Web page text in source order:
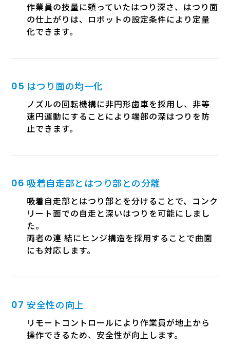
作業員の技量に頼っていたはつり深さ、はつり面
の仕上がりは、ロボットの設定条件により定量
化できます。
はつり面の均一化
ノズルの回転機構に非円形歯車を採用し、非等
速円運動にすることにより端部の深はつりを防
止できます。
吸着自走部とはつり部との分離
吸着自走部とはつり部とを分けることで、コンク
リート面での自走と深いはつりを可能にしまし
た。
両者の連 結にヒンジ構造を採用することで曲面
にも対応します。
安全性の向上
リモートコントロールにより作業員が地上から
操作できるため、安全性が向上します。